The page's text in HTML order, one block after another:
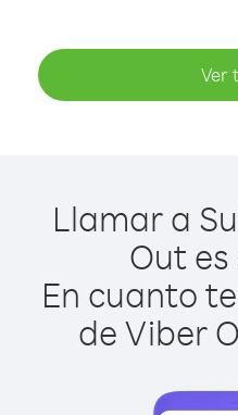
Ver
Llamar a
Out
En cuanto
de Viber